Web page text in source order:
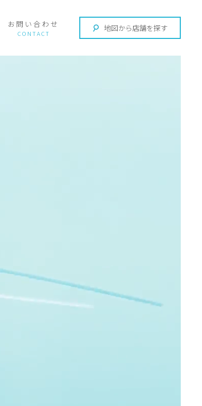
お問い合わせ 地図から店舗を探す